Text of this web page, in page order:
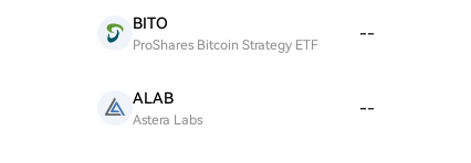
BITO
ProShares Bitcoin Strategy ETF
--
ALAB
Astera Labs
--